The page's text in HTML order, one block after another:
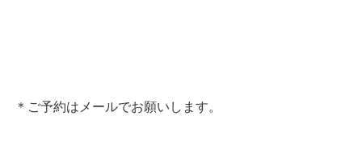
＊ご予約はメールでお願いします。